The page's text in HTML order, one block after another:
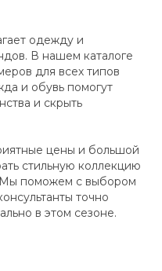
одежду и
В нашем каталоге
для всех типов
и обувь помогут
и скрыть
цены и большой
стильную коллекцию
Мы поможем с выбором
точно
в этом сезоне.